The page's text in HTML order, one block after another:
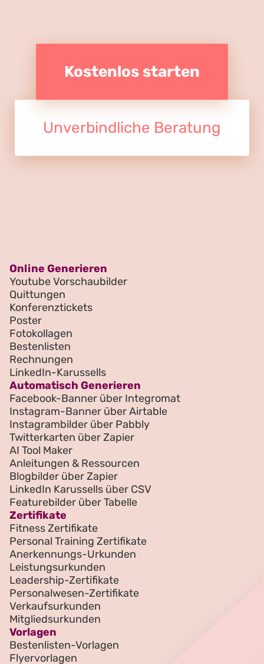
Kostenlos starten
Unverbindliche Beratung
Online Generieren
Youtube Vorschaubilder
Quittungen
Konferenztickets
Poster
Fotokollagen
Bestenlisten
Rechnungen
LinkedIn-Karussells
Automatisch Generieren
Facebook-Banner über Integromat
Instagram-Banner über Airtable
Instagrambilder über Pabbly
Twitterkarten über Zapier
AI Tool Maker
Anleitungen & Ressourcen
Blogbilder über Zapier
LinkedIn Karussells über CSV
Featurebilder über Tabelle
Zertifikate
Fitness Zertifikate
Personal Training Zertifikate
Anerkennungs-Urkunden
Leistungsurkunden
Leadership-Zertifikate
Personalwesen-Zertifikate
Verkaufsurkunden
Mitgliedsurkunden
Vorlagen
Bestenlisten-Vorlagen
Flyervorlagen